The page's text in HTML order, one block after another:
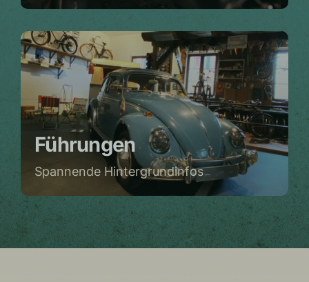
Führungen
Spannende Hintergrundinfos